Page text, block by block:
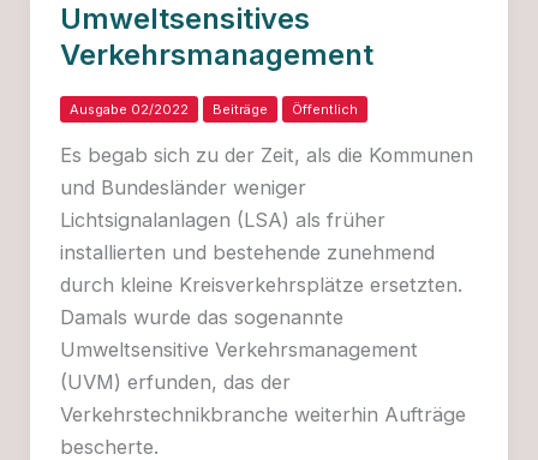
Umweltsensitives
Verkehrsmanagement
Ausgabe 02/2022 Beiträge Öffentlich
Es begab sich zu der Zeit, als die Kommunen
und Bundesländer weniger
Lichtsignalanlagen (LSA) als früher
installierten und bestehende zunehmend
durch kleine Kreisverkehrsplätze ersetzten.
Damals wurde das sogenannte
Umweltsensitive Verkehrsmanagement
(UVM) erfunden, das der
Verkehrstechnikbranche weiterhin Aufträge
bescherte.